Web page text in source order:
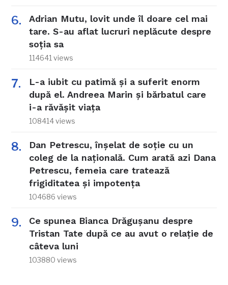
Adrian Mutu, lovit unde îl doare cel mai
tare. S-au aflat lucruri neplăcute despre
soția sa
114641 views
L-a iubit cu patimă și a suferit enorm
după el. Andreea Marin și bărbatul care
i-a răvășit viața
108414 views
Dan Petrescu, înșelat de soție cu un
coleg de la națională. Cum arată azi Dana
Petrescu, femeia care tratează
frigiditatea și impotența
104686 views
Ce spunea Bianca Drăgușanu despre
Tristan Tate după ce au avut o relație de
câteva luni
103880 views